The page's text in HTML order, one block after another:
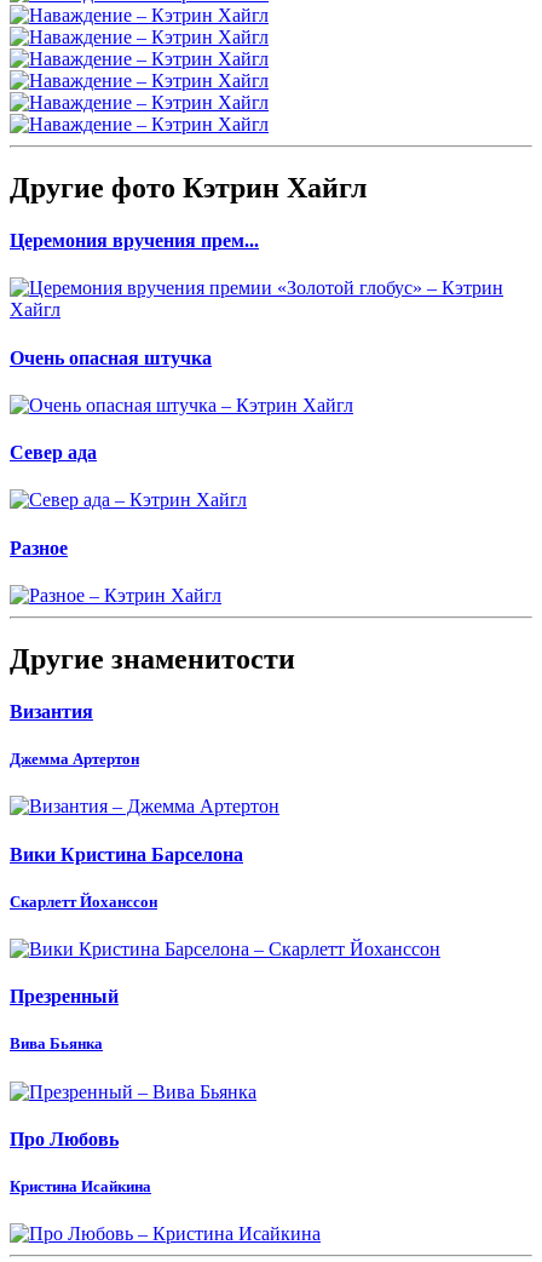
Другие фото Кэтрин Хайгл
Церемония вручения прем...
Очень опасная штучка
Север ада
Разное
Другие знаменитости
Византия
Джемма Артертон
Вики Кристина Барселона
Скарлетт Йоханссон
Презренный
Вива Бьянка
Про Любовь
Кристина Исайкина